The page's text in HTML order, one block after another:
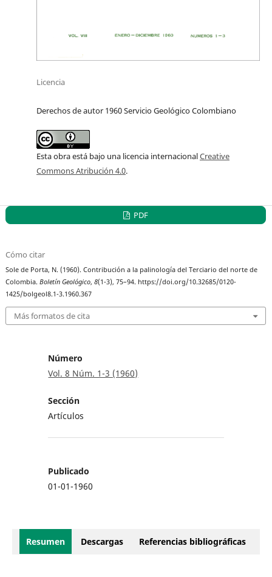
Licencia
Derechos de autor 1960 Servicio Geológico Colombiano
Esta obra está bajo una licencia internacionalCreative
Commons Atribución 4.0.
PDF
Cómo citar
Sole de Porta, N. (1960). Contribución a la palinología del Terciario del norte de
Colombia.Boletín Geológico,8(1-3), 75–94. https://doi.org/10.32685/0120-
1425/bolgeol8.1-3.1960.367
Más formatos de cita
Número
Vol. 8 Núm. 1-3 (1960)
Sección
Artículos
Publicado
01-01-1960
Resumen Descargas Referencias bibliográficas